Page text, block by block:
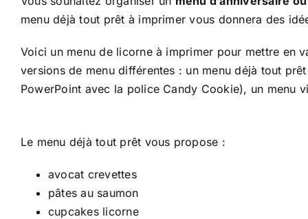
menu déjà tout prêt à imprimer vous donnera des
Voici un menu de licorne à imprimer pour mettre en
versions de menu différentes : un menu déjà tout
PowerPoint avec la police Candy Cookie), un menu
Le menu déjà tout prêt vous propose :
avocat crevettes
pâtes au saumon
cupcakes licorne